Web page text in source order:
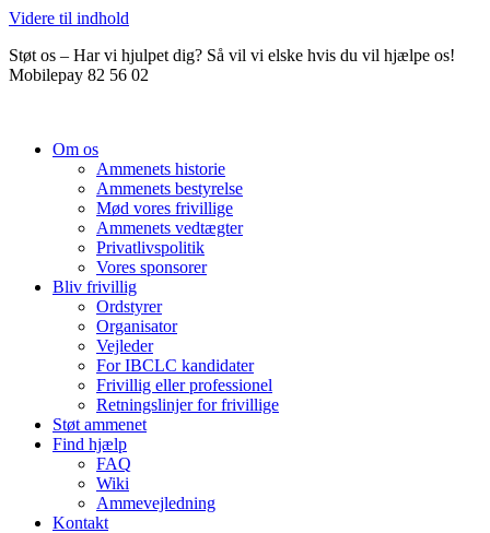
Videre til indhold
Støt os – Har vi hjulpet dig? Så vil vi elske hvis du vil hjælpe os!
Mobilepay 82 56 02
Om os
Ammenets historie
Ammenets bestyrelse
Mød vores frivillige
Ammenets vedtægter
Privatlivspolitik
Vores sponsorer
Bliv frivillig
Ordstyrer
Organisator
Vejleder
For IBCLC kandidater
Frivillig eller professionel
Retningslinjer for frivillige
Støt ammenet
Find hjælp
FAQ
Wiki
Ammevejledning
Kontakt